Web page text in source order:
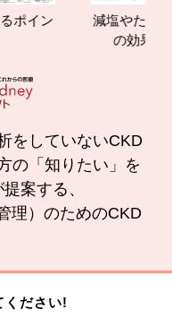
減塩やたんぱく質
の効果と重要性
をしていないCKD
の「知りたい」を
案する、
理）のためのCKD
ください!